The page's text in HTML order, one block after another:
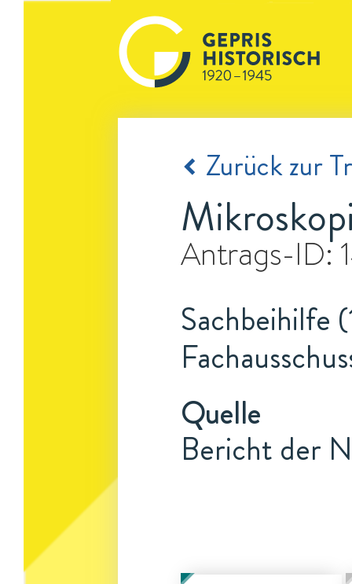
Zurück zur
Antrags-ID:
Sachbeihilfe
Quelle
Bericht der